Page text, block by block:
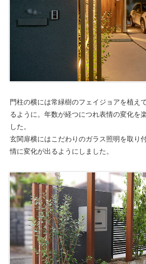
門柱の横には常緑樹のフェイジョアを植え
るように。年数が経つにつれ表情の変化を
した。
玄関扉横にはこだわりのガラス照明を取り
情に変化が出るようにしました。